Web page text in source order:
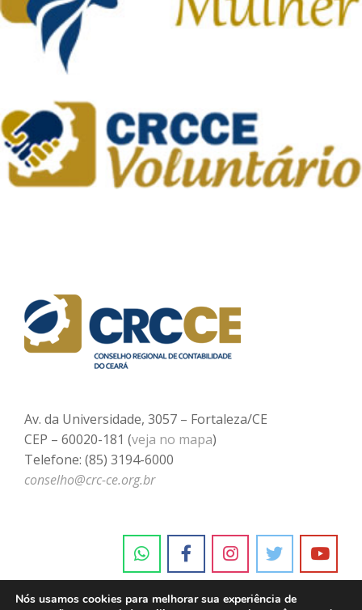
Av. da Universidade, 3057 – Fortaleza/CE
CEP – 60020-181 (veja no mapa)
Telefone: (85) 3194-6000
conselho@crc-ce.org.br
Nós usamos cookies para melhorar sua experiência de